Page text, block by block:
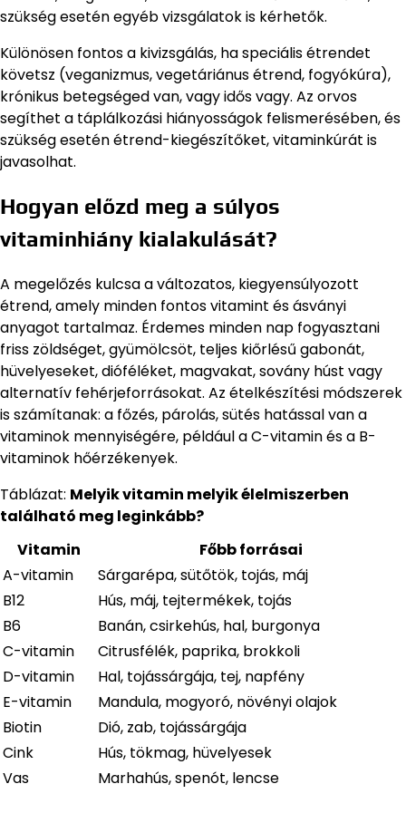
szükség esetén egyéb vizsgálatok is kérhetők.
Különösen fontos a kivizsgálás, ha speciális étrendet
követsz (veganizmus, vegetáriánus étrend, fogyókúra),
krónikus betegséged van, vagy idős vagy. Az orvos
segíthet a táplálkozási hiányosságok felismerésében, és
szükség esetén étrend-kiegészítőket, vitaminkúrát is
javasolhat.
Hogyan előzd meg a súlyos
vitaminhiány kialakulását?
A megelőzés kulcsa a változatos, kiegyensúlyozott
étrend, amely minden fontos vitamint és ásványi
anyagot tartalmaz. Érdemes minden nap fogyasztani
friss zöldséget, gyümölcsöt, teljes kiőrlésű gabonát,
hüvelyeseket, dióféléket, magvakat, sovány húst vagy
alternatív fehérjeforrásokat. Az ételkészítési módszerek
is számítanak: a főzés, párolás, sütés hatással van a
vitaminok mennyiségére, például a C-vitamin és a B-
vitaminok hőérzékenyek.
Táblázat: Melyik vitamin melyik élelmiszerben
található meg leginkább?
Vitamin
Főbb forrásai
A-vitamin
Sárgarépa, sütőtök, tojás, máj
B12
Hús, máj, tejtermékek, tojás
B6
Banán, csirkehús, hal, burgonya
C-vitamin
Citrusfélék, paprika, brokkoli
D-vitamin
Hal, tojássárgája, tej, napfény
E-vitamin
Mandula, mogyoró, növényi olajok
Biotin
Dió, zab, tojássárgája
Cink
Hús, tökmag, hüvelyesek
Vas
Marhahús, spenót, lencse